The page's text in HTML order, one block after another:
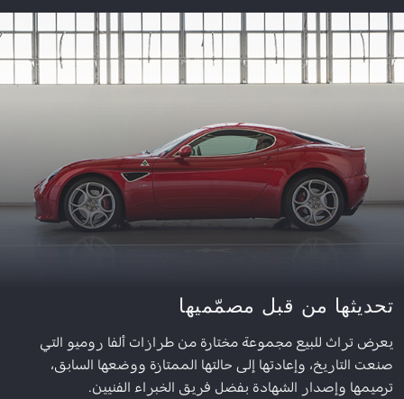
تحديثها من قبل مصمّميها
يعرض تراث للبيع مجموعة مختارة من طرازات ألفا روميو التي
صنعت التاريخ، وإعادتها إلى حالتها الممتازة ووضعها السابق،
ترميمها وإصدار الشهادة بفضل فريق الخبراء الفنيين.